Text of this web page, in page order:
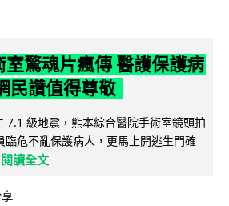
室驚魂片瘋傳 醫護保護病
民讚值得尊敬
7.1 級地震，熊本綜合醫院手術室鏡頭拍
臨危不亂保護病人，更馬上開逃生門確
閱讀全文